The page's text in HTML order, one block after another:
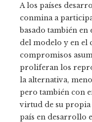
A los países
conmina a
basado también
del modelo y en el
compromisos
proliferan los
la alternativa,
pero también con
virtud de su propia
país en desarrollo